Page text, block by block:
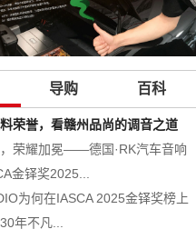
导购 百科
荣誉，看赣州品尚的调音之道
荣耀加冕——德国·RK汽车音响
金铎奖2025...
为何在IASCA 2025金铎奖榜上
年不凡...